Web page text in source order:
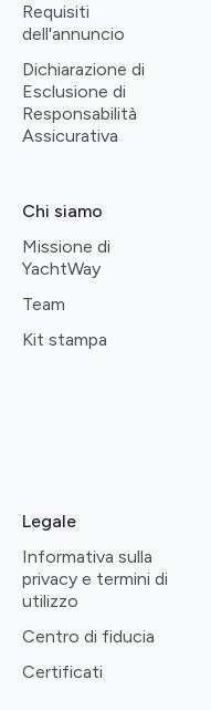
Requisiti
dell'annuncio
Dichiarazione di
Esclusione di
Responsabilità
Assicurativa
Chi siamo
Missione di
YachtWay
Team
Kit stampa
Legale
Informativa sulla
privacy e termini di
utilizzo
Centro di fiducia
Certificati